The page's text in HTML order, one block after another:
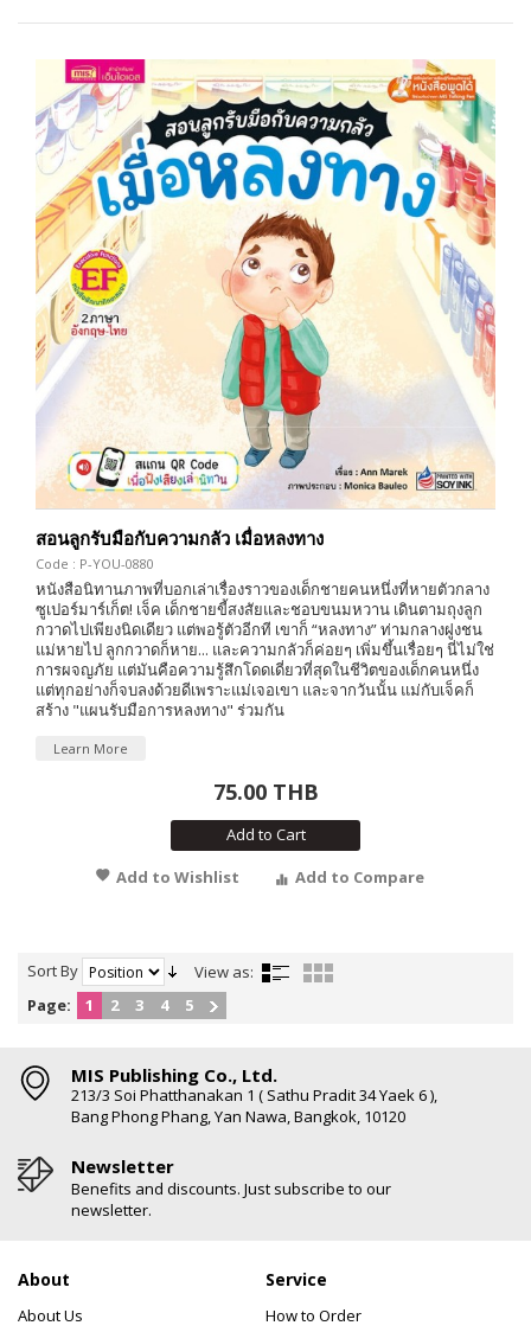
สอนลูกรับมือกับความกลัว เมื่อหลงทาง
Code : P-YOU-0880
หนังสือนิทานภาพที่บอกเล่าเรื่องราวของเด็กชายคนหนึ่งที่หายตัวกลาง
ซูเปอร์มาร์เก็ต! เจ็ค เด็กชายขี้สงสัยและชอบขนมหวาน เดินตามถุงลูก
กวาดไปเพียงนิดเดียว แต่พอรู้ตัวอีกที เขาก็ “หลงทาง” ท่ามกลางฝูงชน
แม่หายไป ลูกกวาดก็หาย... และความกลัวก็ค่อยๆ เพิ่มขึ้นเรื่อยๆ นี่ไม่ใช่
การผจญภัย แต่มันคือความรู้สึกโดดเดี่ยวที่สุดในชีวิตของเด็กคนหนึ่ง
แต่ทุกอย่างก็จบลงด้วยดีเพราะแม่เจอเขา และจากวันนั้น แม่กับเจ็คก็
สร้าง "แผนรับมือการหลงทาง" ร่วมกัน
Learn More
75.00 THB
Add to Cart
Add to Wishlist
Add to Compare
Sort By
View as:
Page:
1 2 3 4 5
MIS Publishing Co., Ltd.
213/3 Soi Phatthanakan 1 ( Sathu Pradit 34 Yaek 6 ),
Bang Phong Phang, Yan Nawa, Bangkok, 10120
Newsletter
Benefits and discounts. Just subscribe to our
newsletter.
About
About Us
Service
How to Order